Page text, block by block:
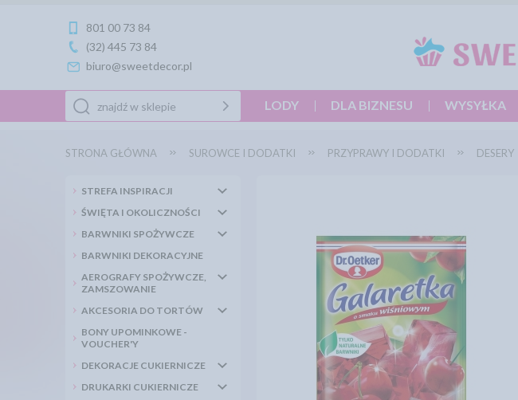
801 00 73 84
(32) 445 73 84
biuro@sweetdecor.pl
LODY DLA BIZNESU WYSYŁKA
STRONA GŁÓWNA SUROWCE I DODATKI PRZYPRAWY I DODATKI DESERY
STREFA INSPIRACJI
ŚWIĘTA I OKOLICZNOŚCI
BARWNIKI SPOŻYWCZE
BARWNIKI DEKORACYJNE
AEROGRAFY SPOŻYWCZE,
ZAMSZOWANIE
AKCESORIA DO TORTÓW
BONY UPOMINKOWE -
VOUCHER'Y
DEKORACJE CUKIERNICZE
DRUKARKI CUKIERNICZE